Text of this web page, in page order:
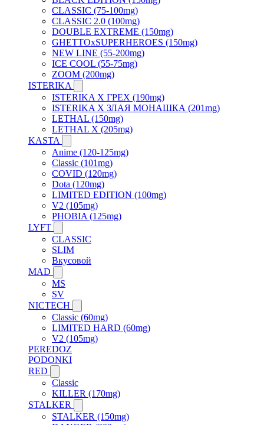
CLASSIC (75-100mg)
CLASSIC 2.0 (100mg)
DOUBLE EXTREME (150mg)
GHETTOxSUPERHEROES (150mg)
NEW LINE (55-200mg)
ICE COOL (55-75mg)
ZOOM (200mg)
ISTERIKA
ISTERIKA X ГРЕХ (190mg)
ISTERIKA X ЗЛАЯ МОНАШКА (201mg)
LETHAL (150mg)
LETHAL X (205mg)
KASTA
Anime (120-125mg)
Classic (101mg)
COVID (120mg)
Dota (120mg)
LIMITED EDITION (100mg)
V2 (105mg)
PHOBIA (125mg)
LYFT
CLASSIC
SLIM
Вкусовой
MAD
MS
SV
NICTECH
Classic (60mg)
LIMITED HARD (60mg)
V2 (105mg)
PEREDOZ
PODONKI
RED
Classic
KILLER (170mg)
STALKER
STALKER (150mg)